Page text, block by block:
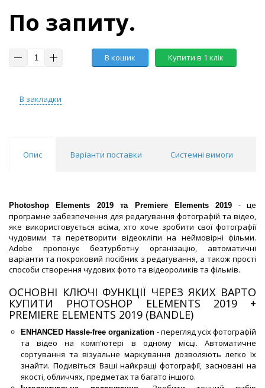
По запиту.
В кошик Купити в 1 клік
В закладки
Опис Варіанти поставки Системні вимоги
Photoshop Elements 2019 та Premiere Elements 2019
- це
програмне забезпечення для редагування фотографій та відео,
яке використовується всіма, хто хоче зробити свої фотографії
чудовими та перетворити відеокліпи на неймовірні фільми.
Adobe пропонує безтурботну організацію, автоматичні
варіанти та покроковий посібник з редагування, а також прості
способи створення чудових фото та відеороликів та фільмів.
ОСНОВНІ КЛЮЧІ ФУНКЦІЇ ЧЕРЕЗ ЯКИХ ВАРТО
КУПИТИ PHOTOSHOP ELEMENTS 2019 +
PREMIERE ELEMENTS 2019 (BANDLE)
ENHANCED Hassle-free organization - перегляд усіх фотографій
та відео на комп'ютері в одному місці. Автоматичне
сортування та візуальне маркування дозволяють легко їх
знайти. Подивіться Ваші найкращі фотографії, засновані на
якості, обличчях, предметах та багато іншого.